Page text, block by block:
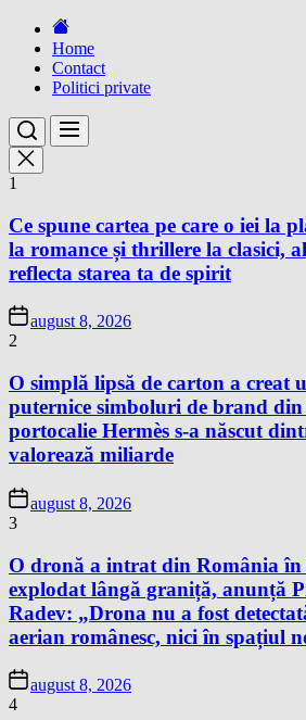
Home
Contact
Politici private
1
Ce spune cartea pe care o iei la
la romance și thrillere la clasici,
reflecta starea ta de spirit
august 8, 2026
2
O simplă lipsă de carton a creat
puternice simboluri de brand
portocalie Hermès s-a născut
valorează miliarde
august 8, 2026
3
O dronă a intrat din România în
explodat lângă graniță, anunță
Radev: „Drona nu a fost
aerian românesc, nici în spațiul
august 8, 2026
4